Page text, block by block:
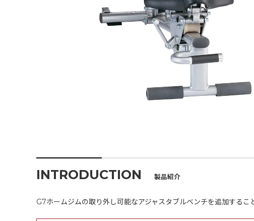
INTRODUCTION 製品紹介
G7ホームジムの取り外し可能なアジャスタブルベンチを追加する